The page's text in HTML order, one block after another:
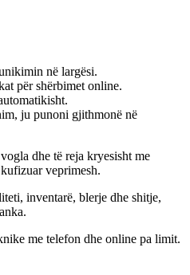
në largësi.
për shërbimet online.
ju punoni gjithmonë në
dhe të reja kryesisht me
veprimesh.
inventarë, blerje dhe shitje,
me telefon dhe online pa limit.